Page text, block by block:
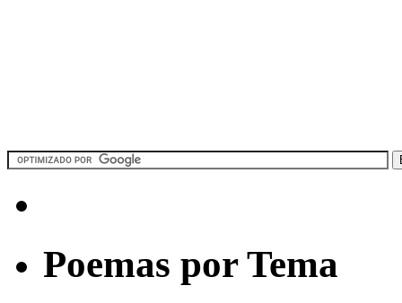
Poemas por Tema